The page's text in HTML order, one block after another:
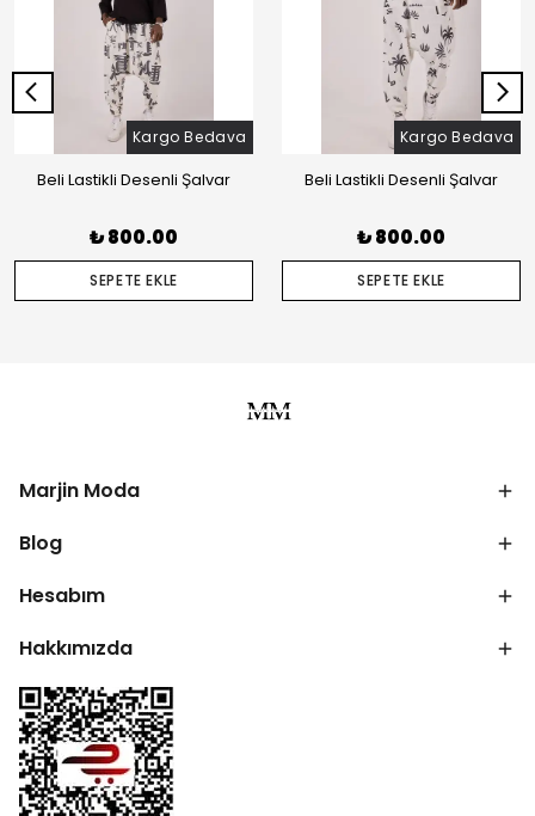
Kargo Bedava
Beli Lastikli Desenli Şalvar
₺ 800.00
SEPETE EKLE
Kargo Bedava
Beli Lastikli Desenli Şalvar
₺ 800.00
SEPETE EKLE
Marjin Moda
Blog
Hesabım
Hakkımızda